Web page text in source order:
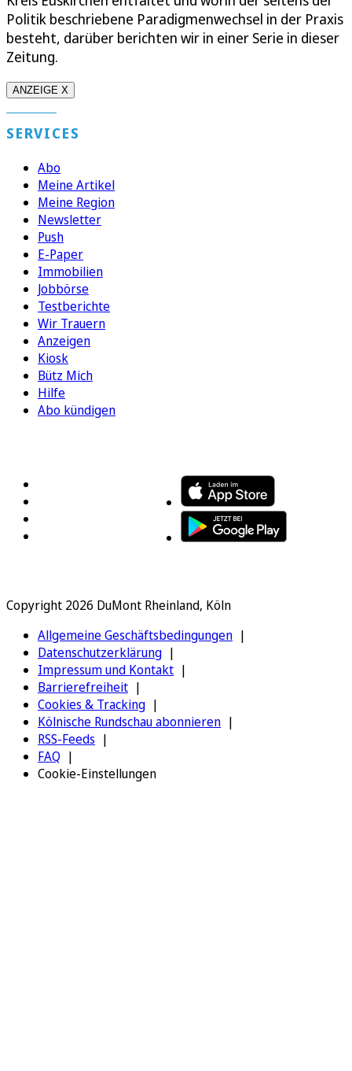
Politik beschriebene Paradigmenwechsel in der Praxis
besteht, darüber berichten wir in einer Serie in dieser
Zeitung.
ANZEIGE X
SERVICES
Abo
Meine Artikel
Meine Region
Newsletter
Push
E-Paper
Immobilien
Jobbörse
Testberichte
Wir Trauern
Anzeigen
Kiosk
Bütz Mich
Hilfe
Abo kündigen
Copyright 2026 DuMont Rheinland, Köln
Allgemeine Geschäftsbedingungen
Datenschutzerklärung
Impressum und Kontakt
Barrierefreiheit
Cookies & Tracking
Kölnische Rundschau abonnieren
RSS-Feeds
FAQ
Cookie-Einstellungen